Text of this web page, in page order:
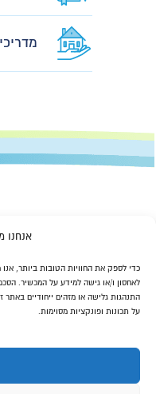
אנחנו
לאחסון ו/או גישה למידע על המכשיר.
התנהגות גלישה או מזהים ייחודיים
על תכונות ופונקציות מסוימות.
077-470-6363